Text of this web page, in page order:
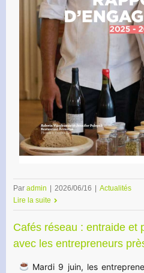
Par admin 2026/06/16
Actualités
Lire la suite
Cafés réseau : entraide et
avec les entrepreneurs
Mardi 9 juin, les